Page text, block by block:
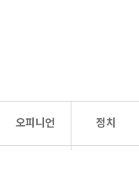
오피니언 정치